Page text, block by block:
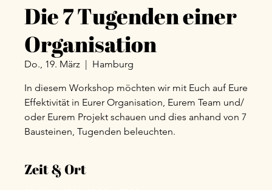
Die 7 Tugenden einer
Organisation
Do., 19. März
  |
Hamburg
In diesem Workshop möchten wir mit Euch auf Eure
Effektivität in Eurer Organisation, Eurem Team und/
oder Eurem Projekt schauen und dies anhand von 7
Bausteinen, Tugenden beleuchten.
Zeit & Ort